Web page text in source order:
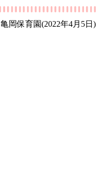
亀岡保育園(2022年4月5日)